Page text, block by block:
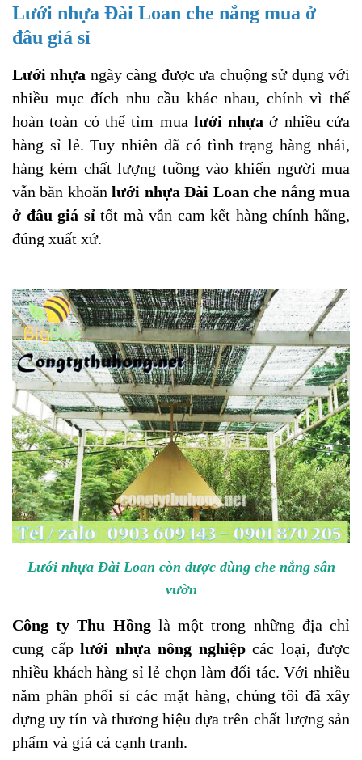
Lưới nhựa Đài Loan che nắng mua ở
đâu giá sỉ
Lưới nhựa ngày càng được ưa chuộng sử dụng với
nhiều mục đích nhu cầu khác nhau, chính vì thế
hoàn toàn có thể tìm mua lưới nhựa ở nhiều cửa
hàng sỉ lẻ. Tuy nhiên đã có tình trạng hàng nhái,
hàng kém chất lượng tuồng vào khiến người mua
vẫn băn khoănlưới nhựa Đài Loan che nắng mua
ở đâu giá sỉ tốt mà vẫn cam kết hàng chính hãng,
đúng xuất xứ.
Lưới nhựa Đài Loan còn được dùng che nắng sân
vườn
Công ty Thu Hồnglà một trong những địa chỉ
cung cấp lưới nhựa nông nghiệpcác loại, được
nhiều khách hàng sỉ lẻ chọn làm đối tác. Với nhiều
năm phân phối sỉ các mặt hàng, chúng tôi đã xây
dựng uy tín và thương hiệu dựa trên chất lượng sản
phẩm và giá cả cạnh tranh.